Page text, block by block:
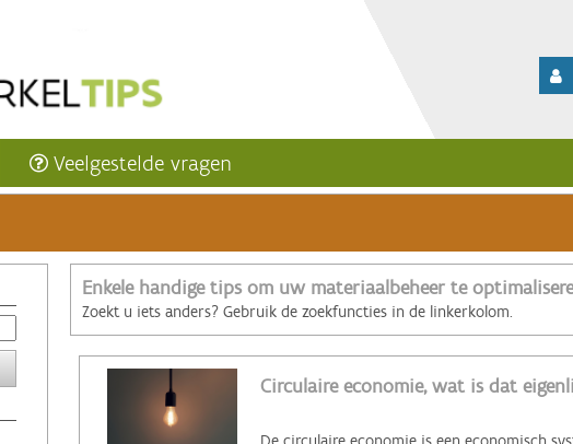
Veelgestelde vragen
Enkele handige tips om uw materiaalbeheer te
Zoekt u iets anders? Gebruik de zoekfuncties in de linkerkolom.
Circulaire economie, wat is dat